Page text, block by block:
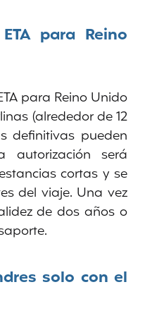
para Reino
para Reino Unido
(alrededor de 12
definitivas pueden
autorización será
cortas y se
del viaje. Una vez
de dos años o
solo con el